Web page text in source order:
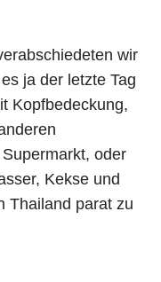
wir
ja der letzte Tag
Kopfbedeckung,
oder
Kekse und
Thailand parat zu